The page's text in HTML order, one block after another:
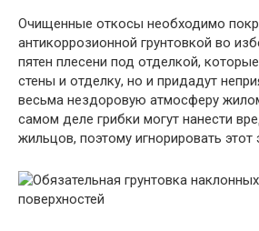
Очищенные откосы необходимо
антикоррозионной грунтовкой во
пятен плесени под отделкой,
стены и отделку, но и придадут
весьма нездоровую атмосферу
самом деле грибки могут нанести
жильцов, поэтому игнорировать этот